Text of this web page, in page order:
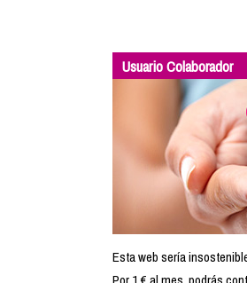
Usuario Colaborador
Esta web sería